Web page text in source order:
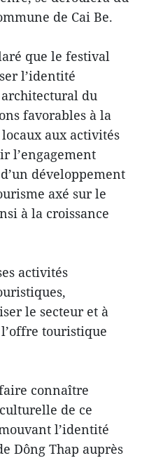
de Cai Be.
que le festival
l’identité
du
favorables à la
aux activités
l’engagement
développement
axé sur le
à la croissance
activités
le secteur et à
touristique
connaître
de ce
l’identité
Dông Thap auprès